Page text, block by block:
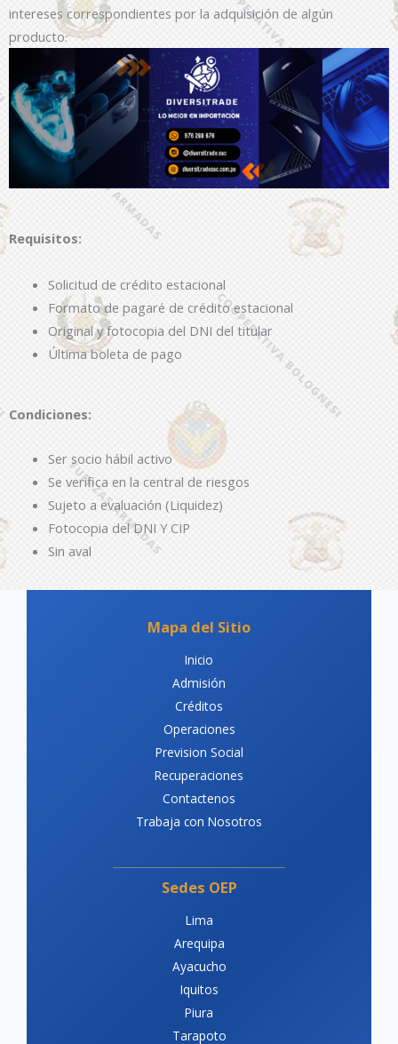
intereses correspondientes por la adquisición de algún
producto.
Requisitos:
Solicitud de crédito estacional
Formato de pagaré de crédito estacional
Original y fotocopia del DNI del titular
Última boleta de pago
Condiciones:
Ser socio hábil activo
Se verifica en la central de riesgos
Sujeto a evaluación (Liquidez)
Fotocopia del DNI Y CIP
Sin aval
Mapa del Sitio
Inicio
Admisión
Créditos
Operaciones
Prevision Social
Recuperaciones
Contactenos
Trabaja con Nosotros
Sedes OEP
Lima
Arequipa
Ayacucho
Iquitos
Piura
Tarapoto